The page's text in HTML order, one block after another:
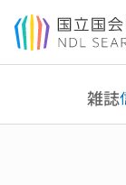
本文へ移動
雑誌